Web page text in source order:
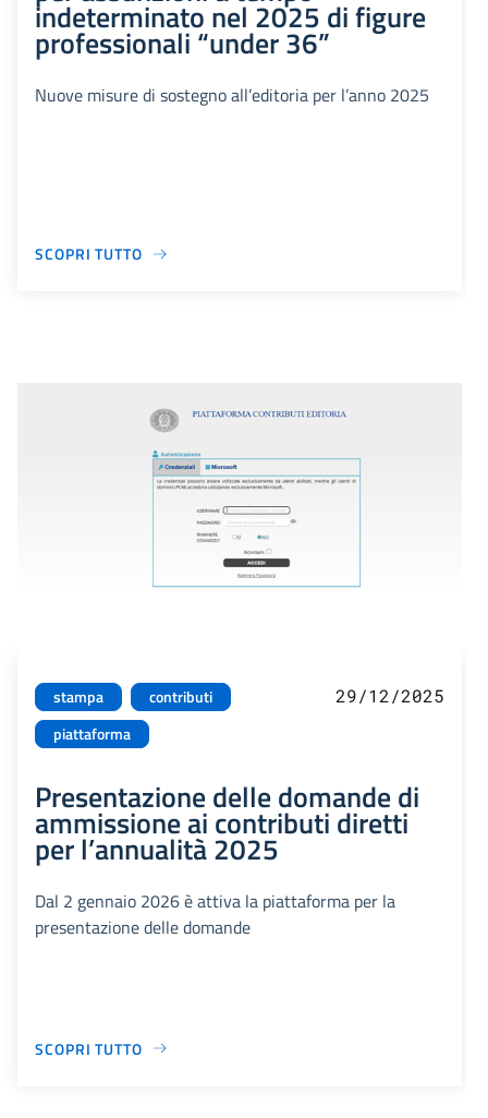
indeterminato nel 2025 di figure
professionali “under 36”
Nuove misure di sostegno all’editoria per l’anno 2025
SCOPRI TUTTO
stampa
contributi
piattaforma
29/12/2025
Presentazione delle domande di
ammissione ai contributi diretti
per l’annualità 2025
Dal 2 gennaio 2026 è attiva la piattaforma per la
presentazione delle domande
SCOPRI TUTTO